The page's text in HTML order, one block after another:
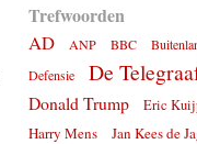
Trefwoorden
AD
ANP BBC
Defensie De
Donald Trump Eric
Harry Mens Jan Kees de